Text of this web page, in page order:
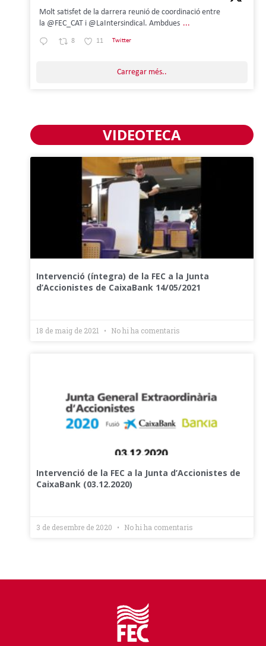
Molt satisfet de la darrera reunió de coordinació entre
la @FEC_CAT i @LaIntersindical. Ambdues ...
8 11 Twitter
Carregar més..
VIDEOTECA
Intervenció (íntegra) de la FEC a la Junta
d’Accionistes de CaixaBank 14/05/2021
18 de maig de 2021 No hi ha comentaris
Intervenció de la FEC a la Junta d’Accionistes de
CaixaBank (03.12.2020)
3 de desembre de 2020 No hi ha comentaris